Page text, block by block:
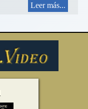
Leer más...